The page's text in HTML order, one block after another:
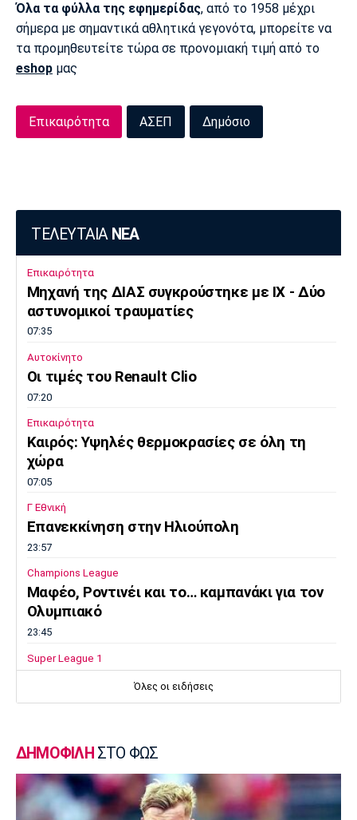
Όλα τα φύλλα της εφημερίδας, από το 1958 μέχρι
σήμερα με σημαντικά αθλητικά γεγονότα, μπορείτε να
τα προμηθευτείτε τώρα σε προνομιακή τιμή από το
eshop μας
Επικαιρότητα ΑΣΕΠ Δημόσιο
ΤΕΛΕΥΤΑΙΑ ΝΕΑ
Επικαιρότητα
Μηχανή της ΔΙΑΣ συγκρούστηκε με ΙΧ - Δύο
αστυνομικοί τραυματίες
07:35
Αυτοκίνητο
Οι τιμές του Renault Clio
07:20
Επικαιρότητα
Καιρός: Υψηλές θερμοκρασίες σε όλη τη
χώρα
07:05
Γ Εθνική
Επανεκκίνηση στην Ηλιούπολη
23:57
Champions League
Μαφέο, Ροντινέι και το… καμπανάκι για τον
Ολυμπιακό
23:45
Super League 1
Βόλος: Ανακοίνωσε χορηγική συμφωνία
Προδρομίδη: «Ήταν θέμα εγωισμού»
Στίβος
Παγκόσμιο Πρωτάθλημα Κ20: Ατομικό ρεκόρ
Όλες οι ειδήσεις
ΔΗΜΟΦΙΛΗ ΣΤΟ ΦΩΣ